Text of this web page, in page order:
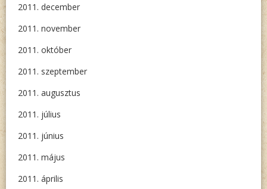
2011. december
2011. november
2011. október
2011. szeptember
2011. augusztus
2011. július
2011. június
2011. május
2011. április